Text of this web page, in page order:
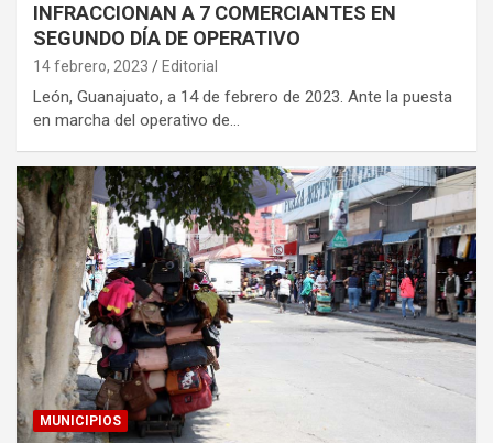
INFRACCIONAN A 7 COMERCIANTES EN
SEGUNDO DÍA DE OPERATIVO
14 febrero, 2023 Editorial
León, Guanajuato, a 14 de febrero de 2023. Ante la puesta
en marcha del operativo de…
MUNICIPIOS